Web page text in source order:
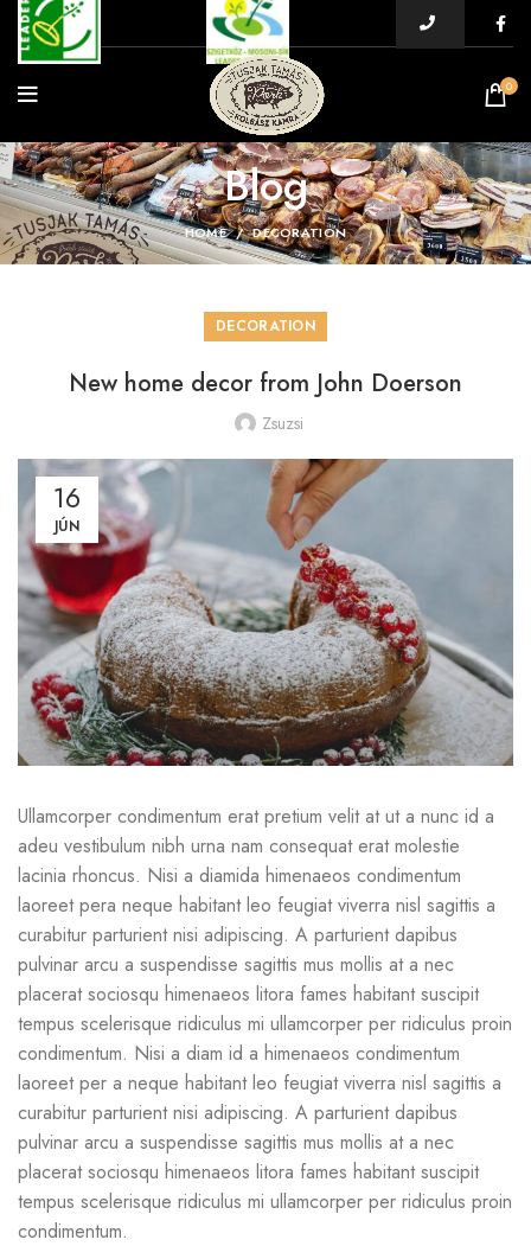
0
Blog
HOME DECORATION
DECORATION
New home decor from John Doerson
Zsuzsi
16
JÚN
Ullamcorper condimentum erat pretium velit at ut a nunc id a
adeu vestibulum nibh urna nam consequat erat molestie
lacinia rhoncus. Nisi a diamida himenaeos condimentum
laoreet pera neque habitant leo feugiat viverra nisl sagittis a
curabitur parturient nisi adipiscing. A parturient dapibus
pulvinar arcu a suspendisse sagittis mus mollis at a nec
placerat sociosqu himenaeos litora fames habitant suscipit
tempus scelerisque ridiculus mi ullamcorper per ridiculus proin
condimentum. Nisi a diam id a himenaeos condimentum
laoreet per a neque habitant leo feugiat viverra nisl sagittis a
curabitur parturient nisi adipiscing. A parturient dapibus
pulvinar arcu a suspendisse sagittis mus mollis at a nec
placerat sociosqu himenaeos litora fames habitant suscipit
tempus scelerisque ridiculus mi ullamcorper per ridiculus proin
condimentum.